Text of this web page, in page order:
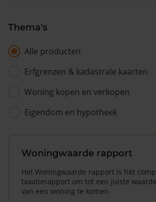
Thema's
Alle producten
Erfgrenzen & kadastrale kaarten
Woning kopen en verkopen
Eigendom en hypotheek
Woningwaarde rapport
Het Woningwaarde rapport is hét
taxatierapport om tot een juiste
van een woning te komen.